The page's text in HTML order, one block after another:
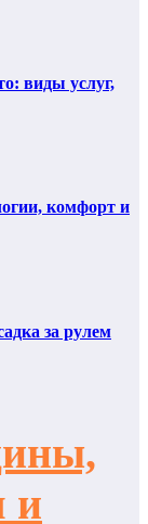
виды услуг,
комфорт и
за рулем
и